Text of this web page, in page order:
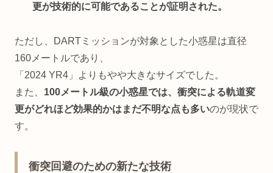
更が技術的に可能であることが証明された。
ただし、DARTミッションが対象とした小惑星は直径
160メートルであり、
「2024 YR4」よりもやや大きなサイズでした。
また、 100メートル級の小惑星では、衝突による軌道変
更がどれほど効果的かはまだ不明な点も多いのが現状で
す。
衝突回避のための新たな技術